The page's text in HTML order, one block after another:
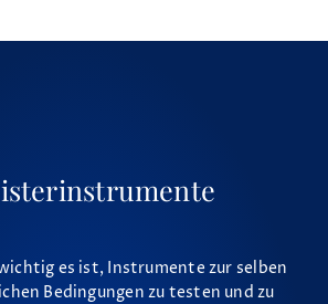
es ist, Instrumente zur selben
Bedingungen zu testen und zu